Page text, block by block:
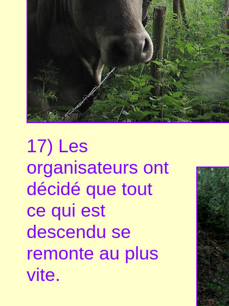
17) Les
organisateurs ont
décidé que tout
ce qui est
descendu se
remonte au plus
vite.